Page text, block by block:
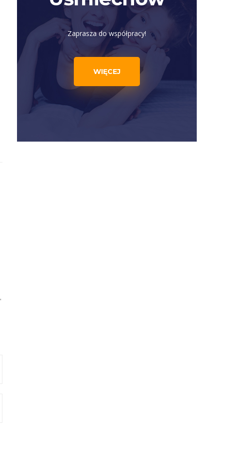
Zaprasza do współpracy!
WIĘCEJ